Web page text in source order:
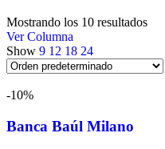
Mostrando los 10 resultados
Ver Columna
Show 9 12 18 24
-10%
Banca Baúl Milano